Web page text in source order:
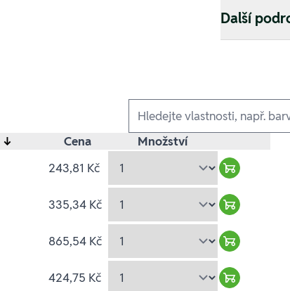
Další
Ausführungen
↓ Cena
Množství
243,81 Kč
Warenkorb
335,34 Kč
Warenkorb
865,54 Kč
Warenkorb
424,75 Kč
Warenkorb